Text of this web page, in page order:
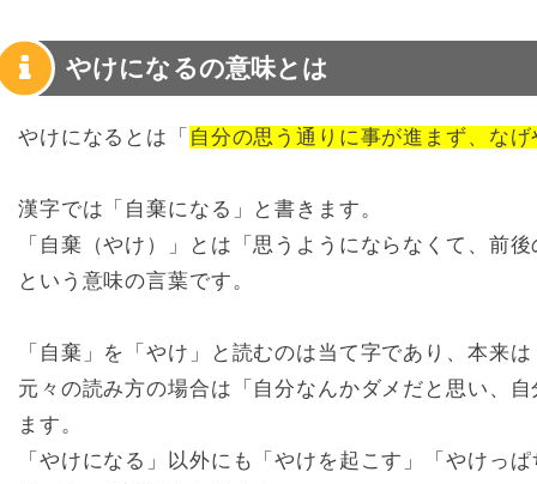
やけになるの意味とは
やけになるとは「 自分の思う通りに事が進まず、な
漢字では「自棄になる」と書きます。
「自棄（やけ）」とは「思うようにならなくて、前
という意味の言葉です。
「自棄」を「やけ」と読むのは当て字であり、本来
元々の読み方の場合は「自分なんかダメだと思い、
ます。
「やけになる」以外にも「やけを起こす」「やけっ